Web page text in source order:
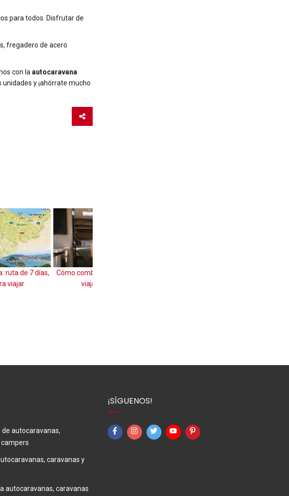
para todos. Disfrutar de
fregadero de acero
con laautocaravana
y ¡ahórrate mucho
el calor en autocaravana y
más cómodo
de autocaravanas,
caravanas y
autocaravanas, caravanas
¡SÍGUENOS!